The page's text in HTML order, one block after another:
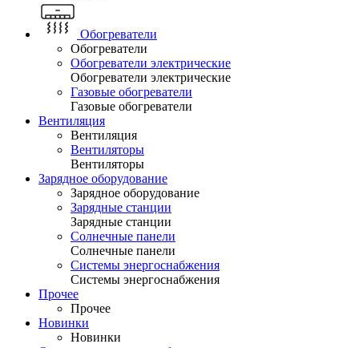
Обогреватели
Обогреватели
Обогреватели электрические
Обогреватели электрические
Газовые обогреватели
Газовые обогреватели
Вентиляция
Вентиляция
Вентиляторы
Вентиляторы
Зарядное оборудование
Зарядное оборудование
Зарядные станции
Зарядные станции
Солнечные панели
Солнечные панели
Системы энергоснабжения
Системы энергоснабжения
Прочее
Прочее
Новинки
Новинки